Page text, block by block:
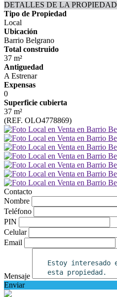
DETALLES DE LA PROPIEDAD
Tipo de Propiedad
Local
Ubicación
Barrio Belgrano
Total construido
37 m²
Antiguedad
A Estrenar
Expensas
0
Superficie cubierta
37 m²
(REF. OLO4778869)
Contacto
Nombre
Teléfono
PIN
Celular
Email
Mensaje
Enviar